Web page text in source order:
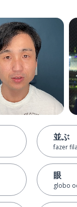
並ぶ
fazer
眼
globo